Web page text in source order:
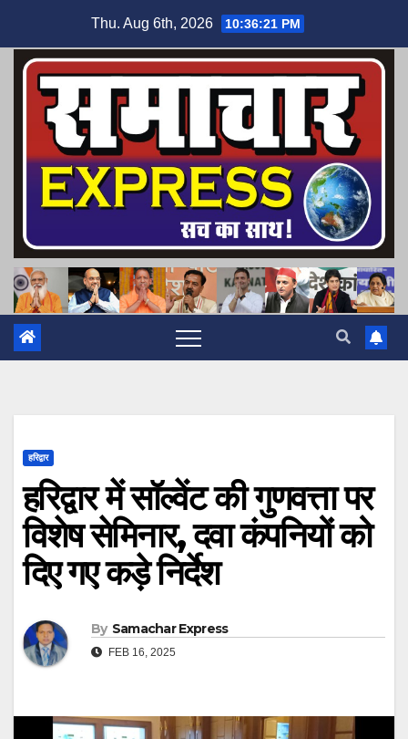
content
Thu. Aug 6th, 2026 10:36:22 PM
हरिद्वार
हरिद्वार में सॉल्वेंट की गुणवत्ता पर
विशेष सेमिनार, दवा कंपनियों को
दिए गए कड़े निर्देश
By Samachar Express
FEB 16, 2025